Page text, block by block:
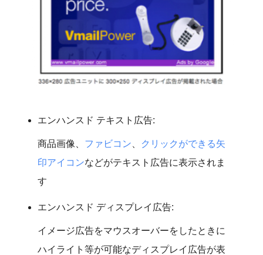
エンハンスド テキスト広告:
商品画像、 ファビコン
クリックができる矢
印アイコンなどがテキスト広告に表示されま
す
エンハンスド ディスプレイ広告:
イメージ広告をマウスオーバーをしたときに
ハイライト等が可能なディスプレイ広告が表